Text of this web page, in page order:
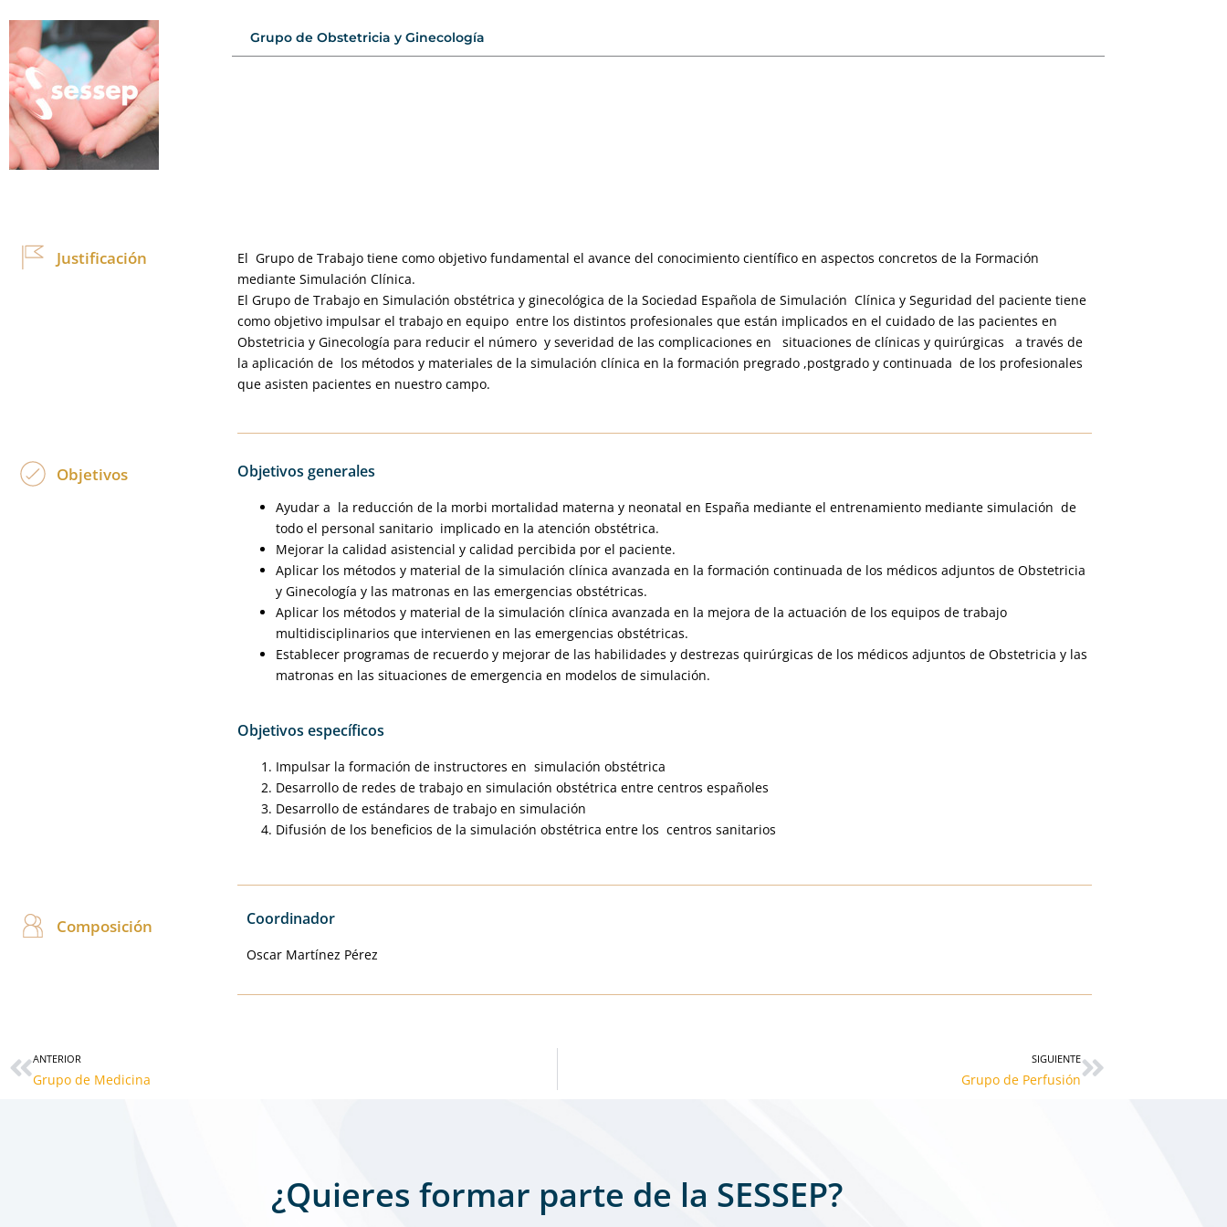
Grupo de Obstetricia y Ginecología
Justificación
El Grupo de Trabajo tiene como objetivo fundamental el avance del conocimiento científico en aspectos concretos de la Formación
mediante Simulación Clínica.
El Grupo de Trabajo en Simulación obstétrica y ginecológica de la Sociedad Española de Simulación Clínica y Seguridad del paciente tiene
como objetivo impulsar el trabajo en equipo entre los distintos profesionales que están implicados en el cuidado de las pacientes en
Obstetricia y Ginecología para reducir el número y severidad de las complicaciones en situaciones de clínicas y quirúrgicas a través de
la aplicación de los métodos y materiales de la simulación clínica en la formación pregrado ,postgrado y continuada de los profesionales
que asisten pacientes en nuestro campo.
Objetivos Objetivos generales
Ayudar a la reducción de la morbi mortalidad materna y neonatal en España mediante el entrenamiento mediante simulación de
todo el personal sanitario implicado en la atención obstétrica.
Mejorar la calidad asistencial y calidad percibida por el paciente.
Aplicar los métodos y material de la simulación clínica avanzada en la formación continuada de los médicos adjuntos de Obstetricia
y Ginecología y las matronas en las emergencias obstétricas.
Aplicar los métodos y material de la simulación clínica avanzada en la mejora de la actuación de los equipos de trabajo
multidisciplinarios que intervienen en las emergencias obstétricas.
Establecer programas de recuerdo y mejorar de las habilidades y destrezas quirúrgicas de los médicos adjuntos de Obstetricia y las
matronas en las situaciones de emergencia en modelos de simulación.
Objetivos específicos
Impulsar la formación de instructores en simulación obstétrica
Desarrollo de redes de trabajo en simulación obstétrica entre centros españoles
Desarrollo de estándares de trabajo en simulación
Difusión de los beneficios de la simulación obstétrica entre los centros sanitarios
Composición Coordinador
Oscar Martínez Pérez
AntANTERIOR
Grupo de Medicina
SIGUIENTE
Grupo de Perfusión
Siguiente
¿Quieres formar parte de la SESSEP?